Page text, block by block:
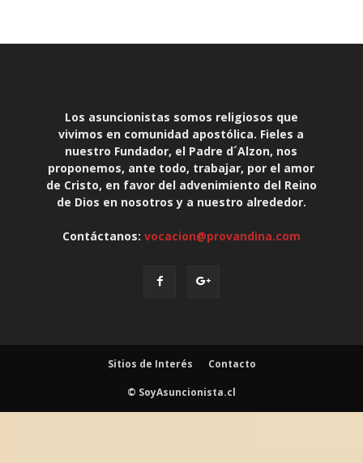
Los asuncionistas somos religiosos que
vivimos en comunidad apostólica. Fieles a
nuestro Fundador, el Padre d´Alzon, nos
proponemos, ante todo, trabajar, por el amor
de Cristo, en favor del advenimiento del Reino
de Dios en nosotros y a nuestro alrededor.
Contáctanos: vocacion@provandina.com
Sitios de Interés Contacto
© SoyAsuncionista.cl